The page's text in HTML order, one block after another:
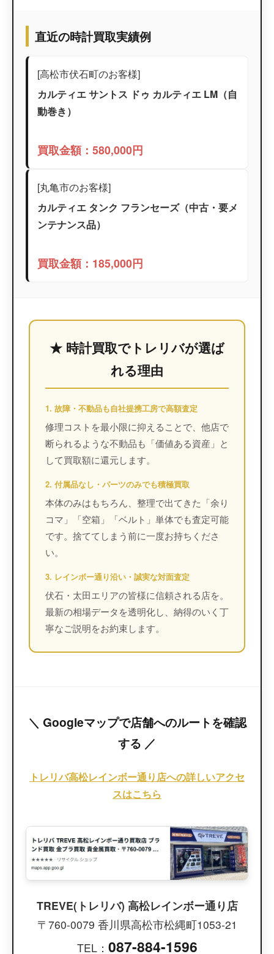
直近の時計買取実績例
[高松市伏石町のお客様]
カルティエ サントス ドゥ カルティエ LM（自
動巻き）
買取金額：580,000円
[丸亀市のお客様]
カルティエ タンク フランセーズ（中古・要メ
ンテナンス品）
買取金額：185,000円
★ 時計買取でトレリバが選ば
れる理由
1. 故障・不動品も自社提携工房で高額査定
修理コストを最小限に抑えることで、他店で
断られるような不動品も「価値ある資産」と
して買取額に還元します。
2. 付属品なし・パーツのみでも積極買取
本体のみはもちろん、整理で出てきた「余り
コマ」「空箱」「ベルト」単体でも査定可能
です。捨ててしまう前に一度お持ちくださ
い。
3. レインボー通り沿い・誠実な対面査定
伏石・太田エリアの皆様に信頼される店を。
最新の相場データを透明化し、納得のいく丁
寧なご説明をお約束します。
＼ Googleマップで店舗へのルートを確認
する ／
トレリバ高松レインボー通り店への詳しいアクセ
スはこちら
TREVE(トレリバ) 高松レインボー通り店
〒760-0079 香川県高松市松縄町1053-21
TEL： 087-884-1596